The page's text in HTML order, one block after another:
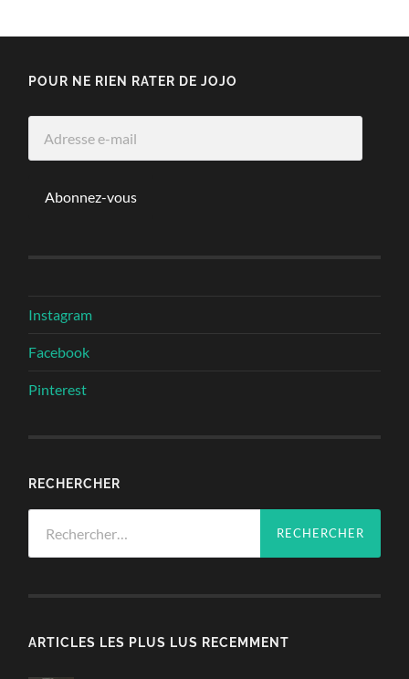
POUR NE RIEN RATER DE JOJO
Abonnez-vous
Instagram
Facebook
Pinterest
RECHERCHER
ARTICLES LES PLUS LUS RECEMMENT